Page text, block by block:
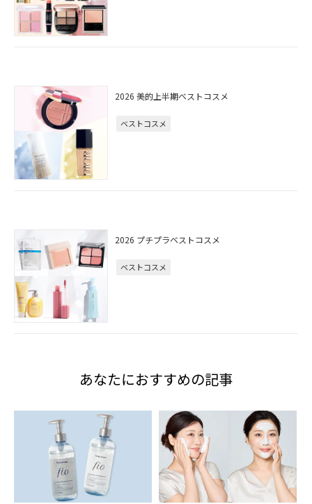
2026 美的上半期ベストコスメ
ベストコスメ
2026 プチプラベストコスメ
ベストコスメ
あなたにおすすめの記事